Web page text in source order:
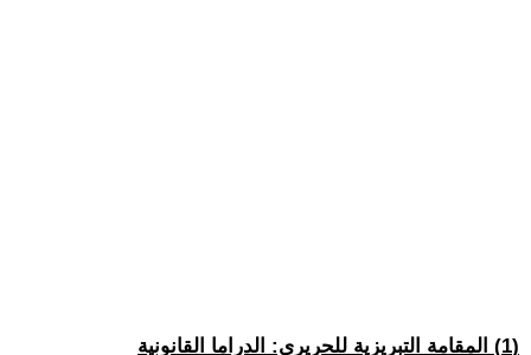
(1) المقامة التبريزية للحريري: الدراما القانونية